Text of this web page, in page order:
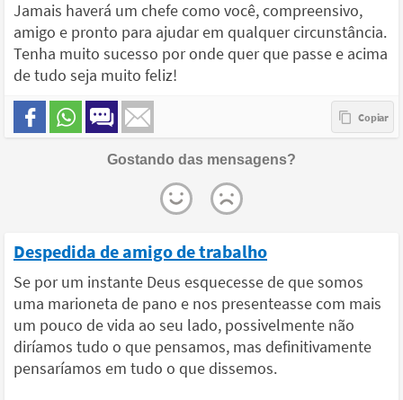
Jamais haverá um chefe como você, compreensivo,
amigo e pronto para ajudar em qualquer circunstância.
Tenha muito sucesso por onde quer que passe e acima
de tudo seja muito feliz!
Gostando das mensagens?
Despedida de amigo de trabalho
Se por um instante Deus esquecesse de que somos
uma marioneta de pano e nos presenteasse com mais
um pouco de vida ao seu lado, possivelmente não
diríamos tudo o que pensamos, mas definitivamente
pensaríamos em tudo o que dissemos.